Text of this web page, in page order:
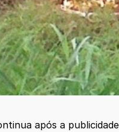
após a